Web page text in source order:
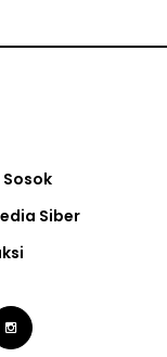
Sosok
Siber